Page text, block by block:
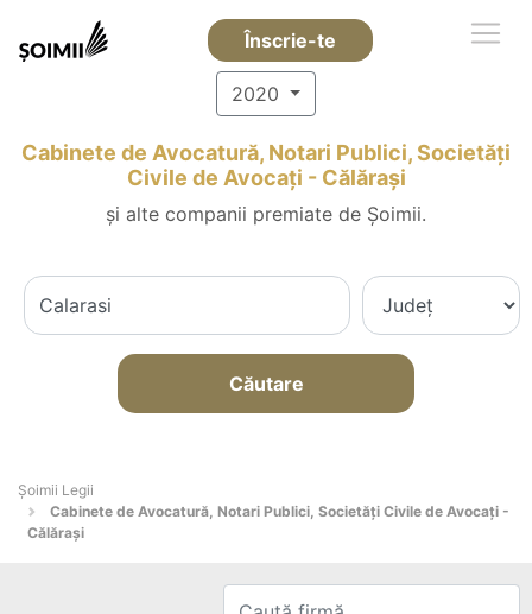
Înscrie-te
2020
Cabinete de Avocatură, Notari Publici, Societăți
Civile de Avocați - Călăraşi
și alte companii premiate de Șoimii.
Căutare
Șoimii Legii
Cabinete de Avocatură, Notari Publici, Societăți Civile de Avocați -
Călăraşi